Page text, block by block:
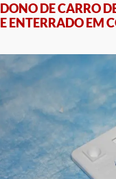
DONO DE CARRO
E ENTERRADO EM